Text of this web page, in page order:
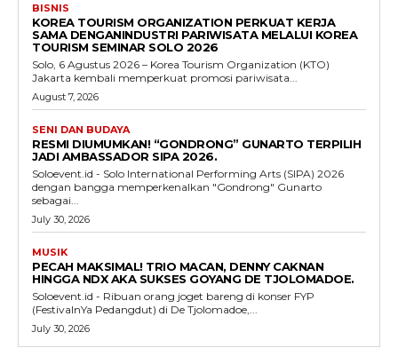
BISNIS
KOREA TOURISM ORGANIZATION PERKUAT KERJA
SAMA DENGANINDUSTRI PARIWISATA MELALUI KOREA
TOURISM SEMINAR SOLO 2026
Solo, 6 Agustus 2026 – Korea Tourism Organization (KTO)
Jakarta kembali memperkuat promosi pariwisata...
August 7, 2026
SENI DAN BUDAYA
RESMI DIUMUMKAN! “GONDRONG” GUNARTO TERPILIH
JADI AMBASSADOR SIPA 2026.
Soloevent.id - Solo International Performing Arts (SIPA) 2026
dengan bangga memperkenalkan "Gondrong" Gunarto
sebagai...
July 30, 2026
MUSIK
PECAH MAKSIMAL! TRIO MACAN, DENNY CAKNAN
HINGGA NDX AKA SUKSES GOYANG DE TJOLOMADOE.
Soloevent.id - Ribuan orang joget bareng di konser FYP
(FestivalnYa Pedangdut) di De Tjolomadoe,...
July 30, 2026